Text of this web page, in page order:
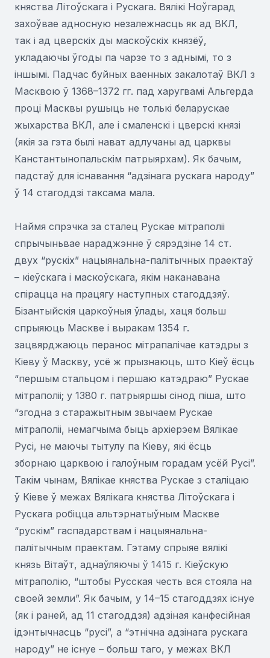
княства Літоўскага і Рускага. Вялікі Ноўгарад
захоўвае адносную незалежнасць як ад ВКЛ,
так і ад цверскіх ды маскоўскіх князёў,
укладаючы ўгоды па чарзе то з аднымі, то з
іншымі. Падчас буйных ваенных закалотаў ВКЛ з
Масквою ў 1368–1372 гг. пад харугвамі Альгерда
проці Масквы рушыць не толькі беларускае
жыхарства ВКЛ, але і смаленскі і цверскі князі
(якія за гэта былі нават адлучаны ад царквы
Канстантынопальскім патрыярхам). Як бачым,
падстаў для існавання “адзінага рускага народу”
ў 14 стагоддзі таксама мала.
Наймя спрэчка за сталец Рускае мітраполіі
спрычыньвае нараджэнне ў сярэдзіне 14 ст.
двух “рускіх” нацыянальна-палітычных праектаў
– кіеўскага і маскоўскага, якім наканавана
спірацца на працягу наступных стагоддзяў.
Бізантыйскія царкоўныя ўлады, хаця больш
спрыяюць Маскве і выракам 1354 г.
зацвярджаюць перанос мітрапалічае катэдры з
Кіеву ў Маскву, усё ж прызнаюць, што Кіеў ёсць
“першым стальцом і першаю катэдраю” Рускае
мітраполіі; у 1380 г. патрыяршы сінод піша, што
“згодна з старажытным звычаем Рускае
мітраполіі, немагчыма быць архіерэем Вялікае
Русі, не маючы тытулу па Кіеву, які ёсць
зборнаю царквою і галоўным горадам усёй Русі”.
Такім чынам, Вялікае княства Рускае з сталіцаю
ў Кіеве ў межах Вялікага княства Літоўскага і
Рускага робіцца альтэрнатыўным Маскве
“рускім” гаспадарствам і нацыянальна-
палітычным праектам. Гэтаму спрыяе вялікі
князь Вітаўт, аднаўляючы ў 1415 г. Кіеўскую
мітраполію, “штобы Русская честь вся стояла на
своей земли”. Як бачым, у 14–15 стагоддзях існуе
(як і раней, ад 11 стагоддзя) адзіная канфесійная
ідэнтычнасць “русі”, а “этнічна адзінага рускага
народу” не існуе – больш таго, у межах ВКЛ